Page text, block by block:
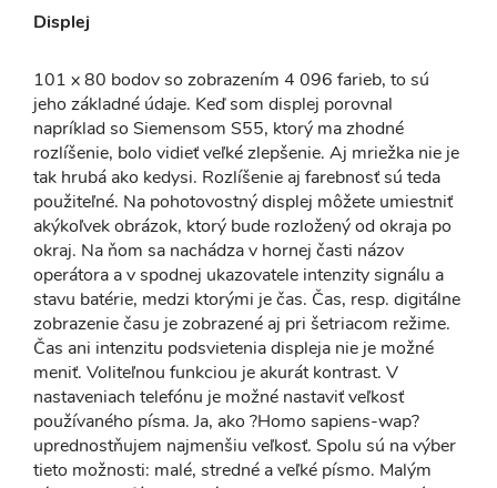
Displej
101 x 80 bodov so zobrazením 4 096 farieb, to sú
jeho základné údaje. Keď som displej porovnal
napríklad so Siemensom S55, ktorý ma zhodné
rozlíšenie, bolo vidieť veľké zlepšenie. Aj mriežka nie je
tak hrubá ako kedysi. Rozlíšenie aj farebnosť sú teda
použiteľné. Na pohotovostný displej môžete umiestniť
akýkoľvek obrázok, ktorý bude rozložený od okraja po
okraj. Na ňom sa nachádza v hornej časti názov
operátora a v spodnej ukazovatele intenzity signálu a
stavu batérie, medzi ktorými je čas. Čas, resp. digitálne
zobrazenie času je zobrazené aj pri šetriacom režime.
Čas ani intenzitu podsvietenia displeja nie je možné
meniť. Voliteľnou funkciou je akurát kontrast. V
nastaveniach telefónu je možné nastaviť veľkosť
používaného písma. Ja, ako ?Homo sapiens-wap?
uprednostňujem najmenšiu veľkosť. Spolu sú na výber
tieto možnosti: malé, stredné a veľké písmo. Malým